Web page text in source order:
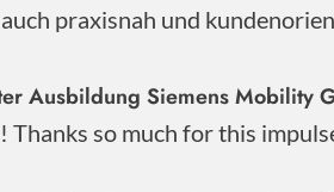
praxisnah und
Ausbildung Siemens Mobility
so much for this